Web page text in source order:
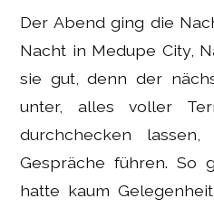
Der Abend ging die
Nacht in Medupe City,
sie gut, denn der
unter, alles voller
durchchecken
Gespräche führen. So
hatte kaum